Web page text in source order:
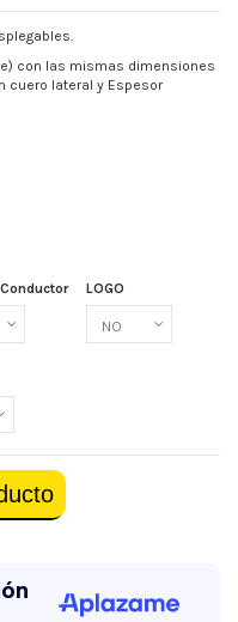
con las mismas dimensiones
cuero lateral y Espesor
LOGO